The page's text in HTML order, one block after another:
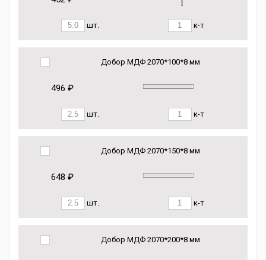
шт. к-т
Добор МДФ 2070*100*8 мм
496 ₽
шт. к-т
Добор МДФ 2070*150*8 мм
648 ₽
шт. к-т
Добор МДФ 2070*200*8 мм